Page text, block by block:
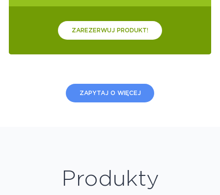
ZAREZERWUJ PRODUKT!
ZAPYTAJ O WIĘCEJ
Produkty